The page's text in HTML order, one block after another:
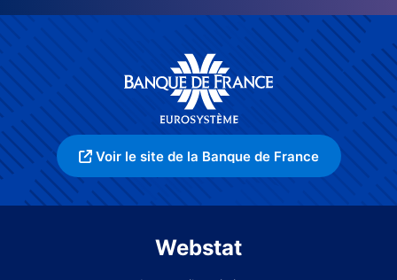
Voir le site de la Banque de France
Webstat